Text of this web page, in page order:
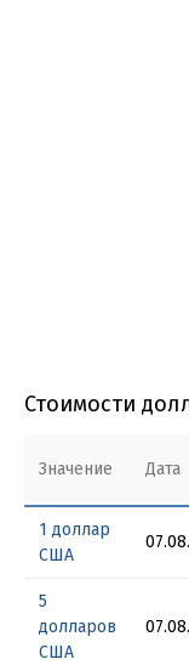
Стоимости
Значение Дата
1 доллар
США
5
долларов
США